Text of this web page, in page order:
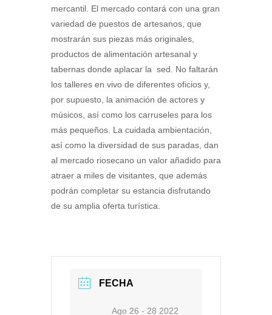
mercantil. El mercado contará con una gran
variedad de puestos de artesanos, que
mostrarán sus piezas más originales,
productos de alimentación artesanal y
tabernas donde aplacar la sed. No faltarán
los talleres en vivo de diferentes oficios y,
por supuesto, la animación de actores y
músicos, así como los carruseles para los
más pequeños. La cuidada ambientación,
así como la diversidad de sus paradas, dan
al mercado riosecano un valor añadido para
atraer a miles de visitantes, que además
podrán completar su estancia disfrutando
de su amplia oferta turística.
FECHA
Ago 26 - 28 2022